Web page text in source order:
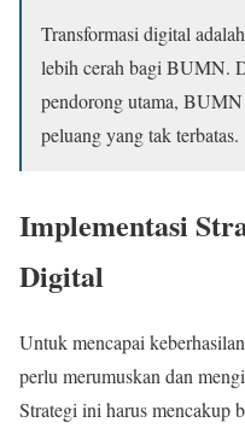
Transformasi digital
lebih cerah bagi BUMN.
pendorong utama,
peluang yang tak terbatas.
Implementasi
Digital
Untuk mencapai
perlu merumuskan dan
Strategi ini harus mencakup